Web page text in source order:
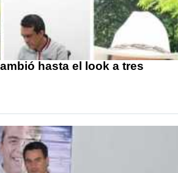
hasta el look a tres